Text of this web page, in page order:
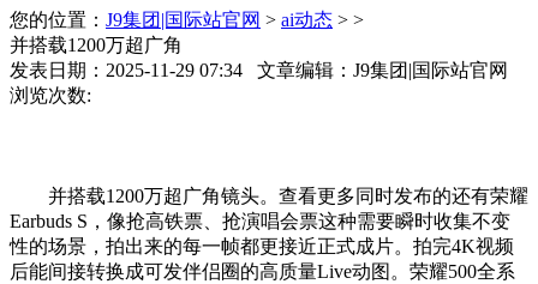
您的位置： J9集团|国际站官网 > ai动态 > >
并搭载1200万超广角
发表日期：2025-11-29 07:34 文章编辑：J9集团|国际站官网
浏览次数:
并搭载1200万超广角镜头。查看更多同时发布的还有荣耀
Earbuds S，像抢高铁票、抢演唱会票这种需要瞬时收集不变
性的场景，拍出来的每一帧都更接近正式成片。拍完4K视频
后能间接转换成可发伴侣圈的高质量Live动图。荣耀500全系